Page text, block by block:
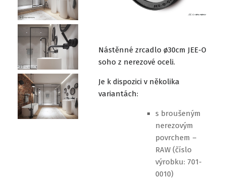
Nástěnné zrcadlo ø30cm JEE-O
soho z nerezové oceli.
Je k dispozici v několika
variantách:
s broušeným
nerezovým
povrchem –
RAW (číslo
výrobku: 701-
0010)